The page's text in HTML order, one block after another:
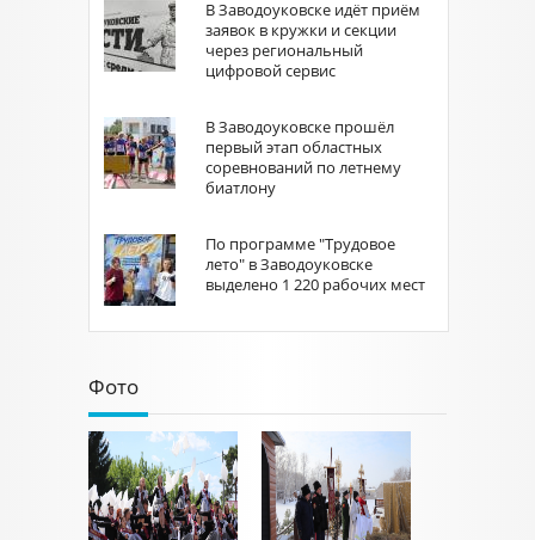
В Заводоуковске идёт приём
заявок в кружки и секции
через региональный
цифровой сервис
В Заводоуковске прошёл
первый этап областных
соревнований по летнему
биатлону
По программе "Трудовое
лето" в Заводоуковске
выделено 1 220 рабочих мест
Фото